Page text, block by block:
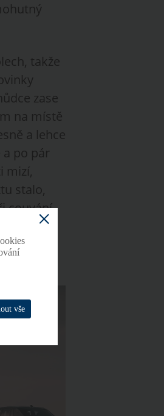
takže
zase
na místě
a lehce
po pár
mizí,
stalo,
couvání
vše